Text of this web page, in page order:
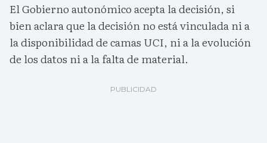
El Gobierno autonómico acepta la decisión, si
bien aclara que la decisión no está vinculada ni a
la disponibilidad de camas UCI, ni a la evolución
de los datos ni a la falta de material.